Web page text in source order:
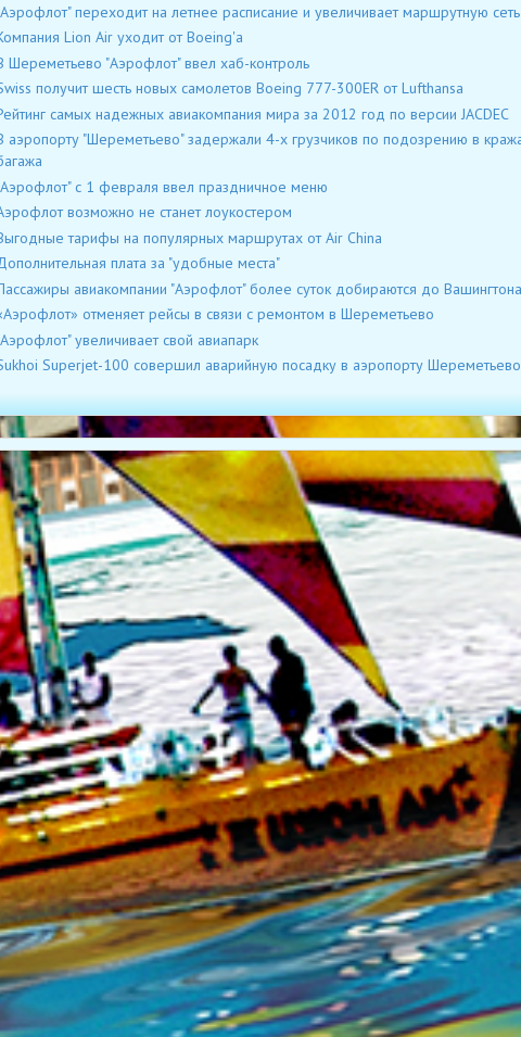
переходит на летнее расписание и увеличивает маршрутную сеть
Lion Air уходит от Boeing'а
Шереметьево "Аэрофлот" ввел хаб-контроль
получит шесть новых самолетов Boeing 777-300ER от Lufthansa
самых надежных авиакомпания мира за 2012 год по версии JACDEC
аэропорту "Шереметьево" задержали 4-х грузчиков по подозрению в
с 1 февраля ввел праздничное меню
возможно не станет лоукостером
тарифы на популярных маршрутах от Air China
плата за "удобные места"
авиакомпании "Аэрофлот" более суток добираются до Вашингтона
отменяет рейсы в связи с ремонтом в Шереметьево
увеличивает свой авиапарк
Superjet-100 совершил аварийную посадку в аэропорту Шереметьево